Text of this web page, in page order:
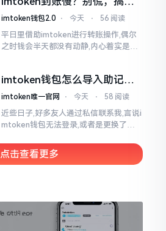
清楚了
这几点比啥都强
imtoken钱包2.0 ⋅ 今天 ⋅ 56 阅读
平日里借助imtoken进行转账操作,偶尔
之时钱会半天都没有动静,内心着实是挺
这个东西呢
imtoken钱包怎么导入助记
词？手把手教你找回资产
imtoken唯一官网 ⋅ 今天 ⋅ 58 阅读
近些日子,好多友人通过私信联系我,言说i
mtoken钱包无法登录,或者是更换了手
蚂蚁一般。实际上
点击查看更多